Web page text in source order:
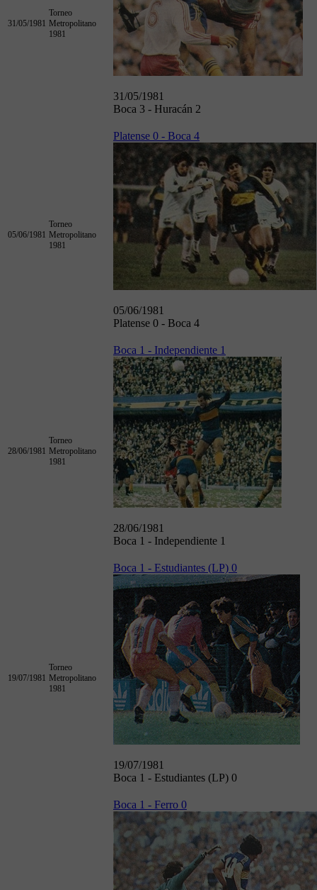
31/05/1981
Torneo
Metropolitano
1981
31/05/1981
Boca 3 - Huracán 2
05/06/1981
Torneo
Metropolitano
1981
Platense 0 - Boca 4
05/06/1981
Platense 0 - Boca 4
28/06/1981
Torneo
Metropolitano
1981
Boca 1 - Independiente 1
28/06/1981
Boca 1 - Independiente 1
19/07/1981
Torneo
Metropolitano
1981
Boca 1 - Estudiantes (LP) 0
19/07/1981
Boca 1 - Estudiantes (LP) 0
Boca 1 - Ferro 0